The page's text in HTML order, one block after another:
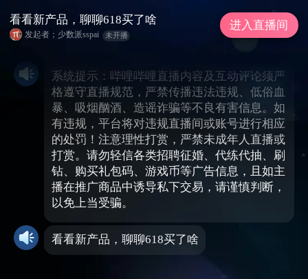
系统提示：哔哩哔哩直播内容及互动评论须严
格遵守直播规范，严禁传播违法违规、低俗血
暴、吸烟酗酒、造谣诈骗等不良有害信息。如
有违规，平台将对违规直播间或账号进行相应
的处罚！注意理性打赏，严禁未成年人直播或
打赏。请勿轻信各类招聘征婚、代练代抽、刷
钻、购买礼包码、游戏币等广告信息，且如主
播在推广商品中诱导私下交易，请谨慎判断，
以免上当受骗。
看看新产品，聊聊618买了啥
看看新产品，聊聊618买了啥
发起者；少数派sspai 未开播
进入直播间